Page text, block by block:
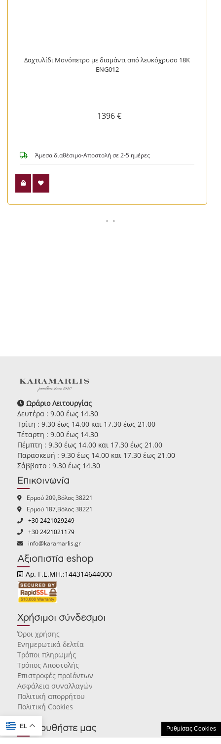
EL Ρυθμίσεις Cookies
Δαχτυλίδι Μονόπετρο με διαμάντι από λευκόχρυσο 18Κ
ENG012
1396 €
Άμεσα διαθέσιμο-Αποστολή σε 2-5 ημέρες
‹ ›
Ωράριο Λειτουργίας
Δευτέρα : 9.00 έως 14.30
Τρίτη : 9.30 έως 14.00 και 17.30 έως 21.00
Τέταρτη : 9.00 έως 14.30
Πέμπτη : 9.30 έως 14.00 και 17.30 έως 21.00
Παρασκευή : 9.30 έως 14.00 και 17.30 έως 21.00
Σάββατο : 9.30 έως 14.30
Επικοινωνία
Ερμού 209,Βόλος 38221
Ερμού 187,Βόλος 38221
+30 2421029249
+30 2421021179
info@karamarlis.gr
Αξιοπιστία eshop
Αρ. Γ.Ε.ΜΗ.:144314644000
Χρήσιμοι σύνδεσμοι
Όροι χρήσης
Ενημερωτικά δελτία
Τρόποι πληρωμής
Τρόπος Αποστολής
Επιστροφές προϊόντων
Ασφάλεια συναλλαγών
Πολιτική απορρήτου
Πολιτική Cookies
Ακολουθήστε μας